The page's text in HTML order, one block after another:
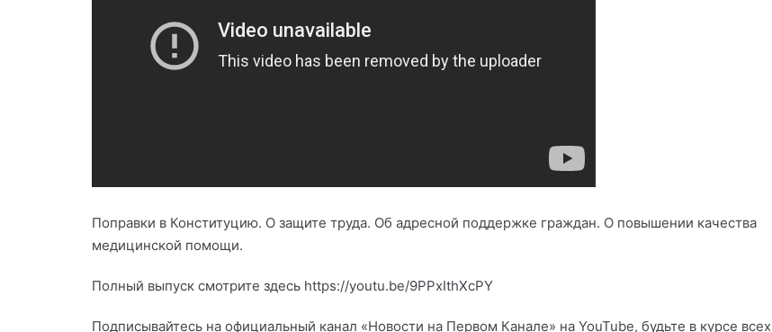
Поправки в Конституцию. О защите труда. Об адресной поддержке граждан. О повышении качества
медицинской помощи.
Полный выпуск смотрите здесь https://youtu.be/9PPxIthXcPY
Подписывайтесь на официальный канал «Новости на Первом Канале» на YouTube, будьте в курсе всех